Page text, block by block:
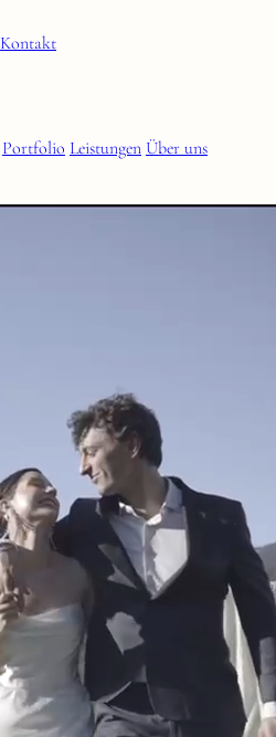
Kontakt
Portfolio Leistungen Über uns